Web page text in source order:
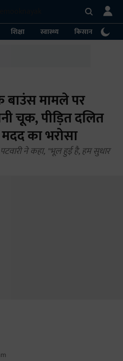
शिक्षा स्वास्थ्य किसान
मामले पर
चूक, पीड़ित दलित
का भरोसा
पटवारी ने कहा, "भूल हुई है, हम सुधार